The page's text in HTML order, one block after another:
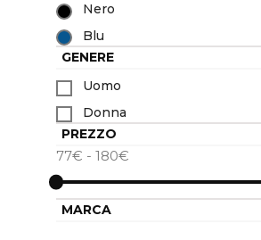
Nero
Blu
GENERE
Uomo
Donna
PREZZO
77€ - 180€
MARCA